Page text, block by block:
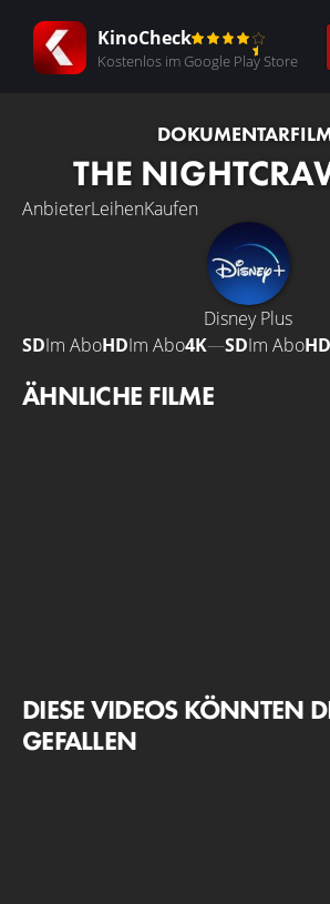
KinoCheck
Kostenlos im Google Play Store
THE
AnbieterLeihenKaufen
Disney Plus
SDIm AboHDIm Abo4K—SDIm AboHD
ÄHNLICHE FILME
DIESE VIDEOS KÖNNTEN
GEFALLEN